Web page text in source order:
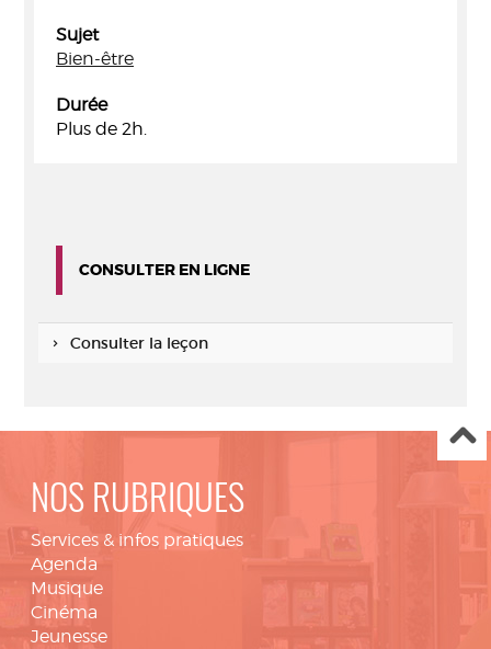
Sujet
Bien-être
Durée
Plus de 2h.
CONSULTER EN LIGNE
Consulter la leçon
NOS RUBRIQUES
Services & infos pratiques
Agenda
Musique
Cinéma
Jeunesse